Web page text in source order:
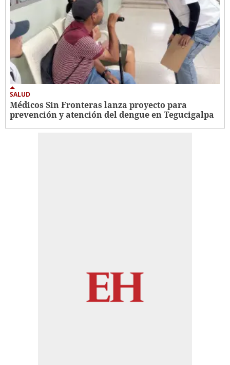
SALUD
Médicos Sin Fronteras lanza proyecto para
prevención y atención del dengue en Tegucigalpa